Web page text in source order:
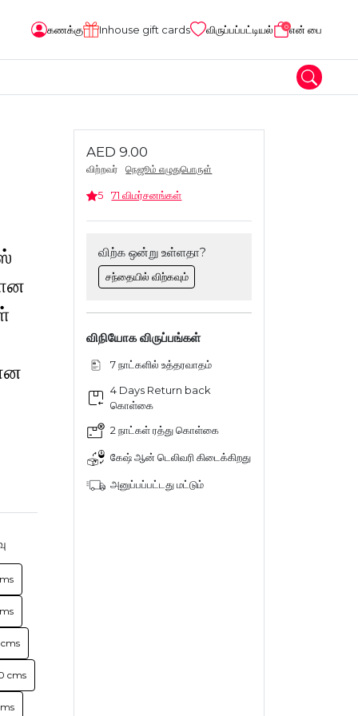
கணக்கு Inhouse gift cards விருப்பப்பட்டியல் 0என் பை
cms
AED 9.00
விற்றவர் நெஜூம் எழுதுபொருள்
5 71 விமர்சனங்கள்
விற்க ஒன்று உள்ளதா?
சந்தையில் விற்கவும்
விநியோக விருப்பங்கள்
7 நாட்களில் உத்தரவாதம்
4 Days Return back
கொள்கை
2 நாட்கள் ரத்து கொள்கை
கேஷ் ஆன் டெலிவரி கிடைக்கிறது
அனுப்பப்பட்டது மட்டும்